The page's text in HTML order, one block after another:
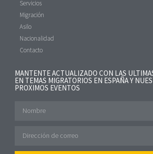
Servicios
Migración
Asilo
Nacionalidad
Contacto
MANTENTE ACTUALIZADO CON LAS
EN TEMAS MIGRATORIOS EN ESPAÑA Y
PROXIMOS EVENTOS